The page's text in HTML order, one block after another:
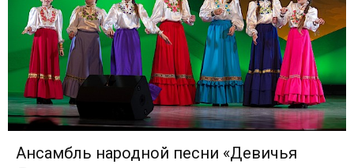
Ансамбль народной песни «Девичья